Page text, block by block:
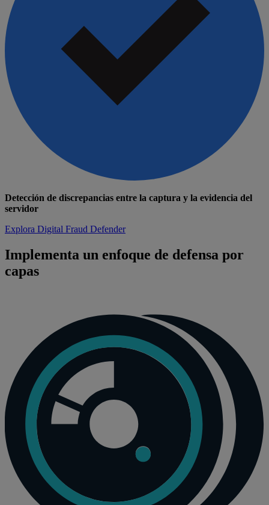
Detección de discrepancias entre la captura y la evidencia del
servidor
Explora Digital Fraud Defender
Implementa un enfoque de defensa por
capas